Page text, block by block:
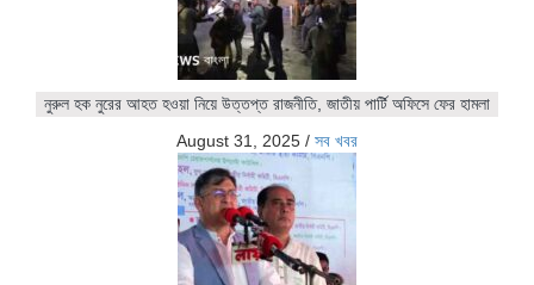
নুরুল হক নুরের আহত হওয়া নিয়ে উত্তপ্ত রাজনীতি, জাতীয় পার্টি অফিসে ফের হামলা
August 31, 2025 / সব খবর